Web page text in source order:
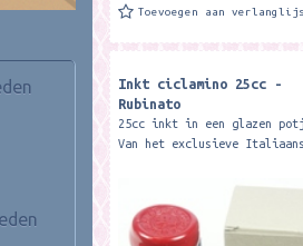
Toevoegen aan
Inkt ciclamino 25cc -
Rubinato
25cc inkt in een glazen
Van het exclusieve